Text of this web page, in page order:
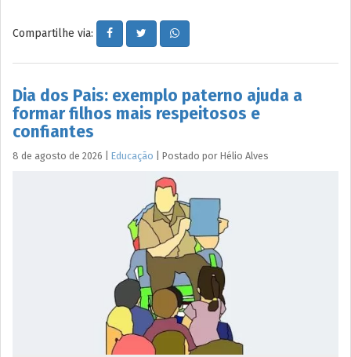
Compartilhe via:
Dia dos Pais: exemplo paterno ajuda a
formar filhos mais respeitosos e
confiantes
8 de agosto de 2026 Educação Postado por Hélio Alves